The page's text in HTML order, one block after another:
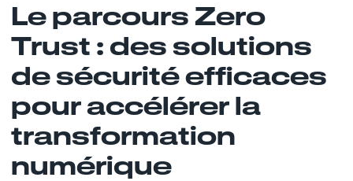
Le parcours Zero
Trust : des solutions
de sécurité efficaces
pour accélérer la
transformation
numérique